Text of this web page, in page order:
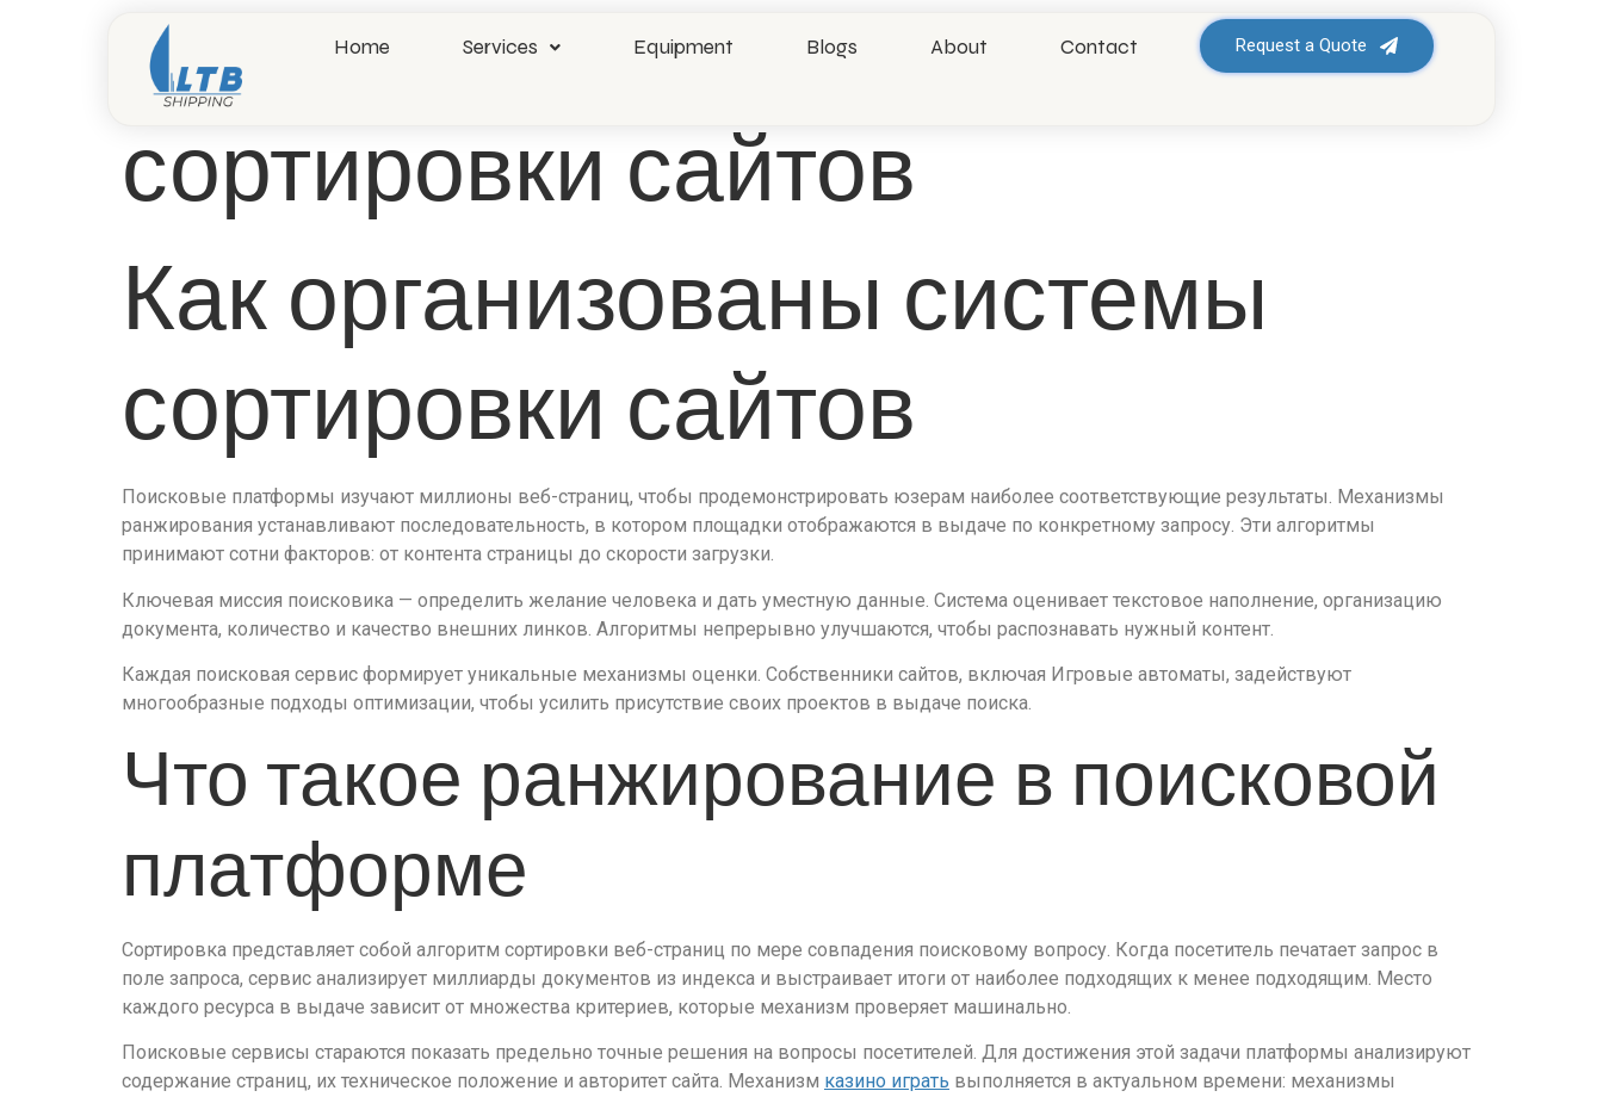
Home Services Equipment Blogs About Contact Request a Quote
Как организованы системы
сортировки сайтов
Как организованы системы
сортировки сайтов
Поисковые платформы изучают миллионы веб-страниц, чтобы продемонстрировать юзерам наиболее соответствующие результаты. Механизмы
ранжирования устанавливают последовательность, в котором площадки отображаются в выдаче по конкретному запросу. Эти алгоритмы
принимают сотни факторов: от контента страницы до скорости загрузки.
Ключевая миссия поисковика — определить желание человека и дать уместную данные. Система оценивает текстовое наполнение, организацию
документа, количество и качество внешних линков. Алгоритмы непрерывно улучшаются, чтобы распознавать нужный контент.
Каждая поисковая сервис формирует уникальные механизмы оценки. Собственники сайтов, включая Игровые автоматы, задействуют
многообразные подходы оптимизации, чтобы усилить присутствие своих проектов в выдаче поиска.
Что такое ранжирование в поисковой
платформе
Сортировка представляет собой алгоритм сортировки веб-страниц по мере совпадения поисковому вопросу. Когда посетитель печатает запрос в
поле запроса, сервис анализирует миллиарды документов из индекса и выстраивает итоги от наиболее подходящих к менее подходящим. Место
каждого ресурса в выдаче зависит от множества критериев, которые механизм проверяет машинально.
Поисковые сервисы стараются показать предельно точные решения на вопросы посетителей. Для достижения этой задачи платформы анализируют
содержание страниц, их техническое положение и авторитет сайта. Механизм казино играть выполняется в актуальном времени: механизмы